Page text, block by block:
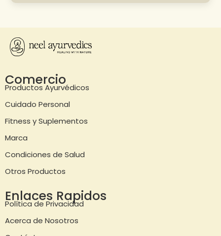
Comercio
Productos Ayurvédicos
Cuidado Personal
Fitness y Suplementos
Marca
Condiciones de Salud
Otros Productos
Enlaces Rapidos
Política de Privacidad
Acerca de Nosotros